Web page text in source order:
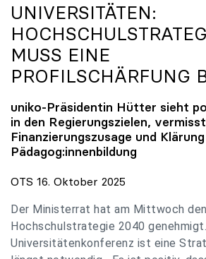
UNIVERSITÄTEN:
MUSS EINE
PROFILSCHÄRFUNG
uniko-Präsidentin Hütter sieht
in den Regierungszielen,
Finanzierungszusage und
Pädagog:innenbildung
OTS 16. Oktober 2025
Der Ministerrat hat am Mittwoch
Hochschulstrategie 2040
Universitätenkonferenz ist eine